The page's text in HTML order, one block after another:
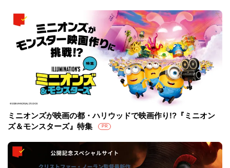
ミニオンズが映画の都・ハリウッドで映画作り!?『ミニオン
ズ＆モンスターズ』特集
PR